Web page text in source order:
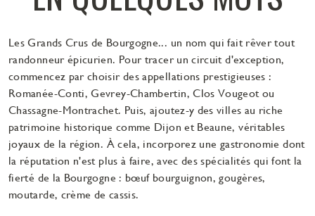
Les Grands Crus de Bourgogne... un nom qui fait rêver tout
randonneur épicurien. Pour tracer un circuit d'exception,
commencez par choisir des appellations prestigieuses :
Romanée-Conti, Gevrey-Chambertin, Clos Vougeot ou
Chassagne-Montrachet. Puis, ajoutez-y des villes au riche
patrimoine historique comme Dijon et Beaune, véritables
joyaux de la région. À cela, incorporez une gastronomie dont
la réputation n'est plus à faire, avec des spécialités qui font la
fierté de la Bourgogne : bœuf bourguignon, gougères,
moutarde, crème de cassis.